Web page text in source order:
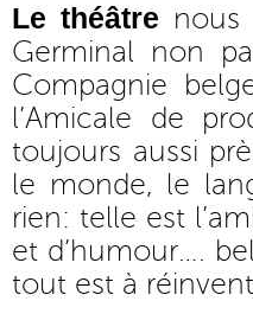
Le théâtre nous
Germinal non
Compagnie
l’Amicale de
toujours aussi
le monde, le
rien: telle est
et d’humour….
tout est à